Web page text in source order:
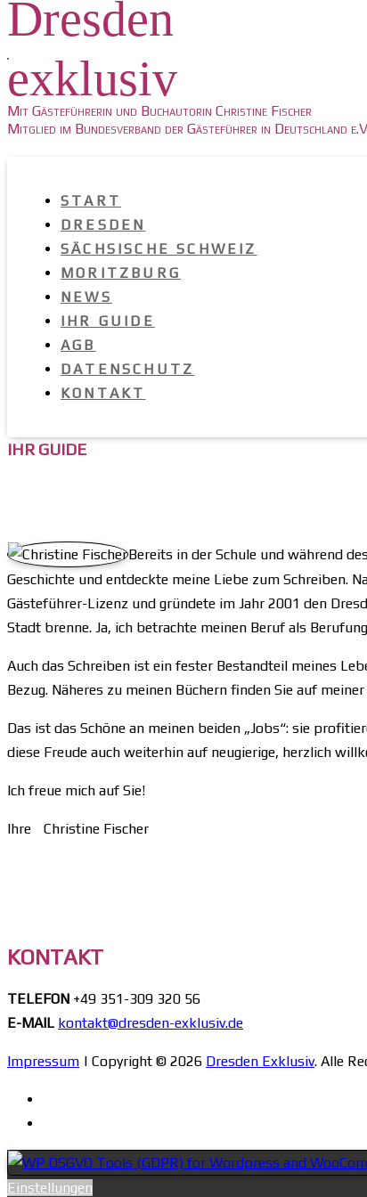
Dresden
exklusiv
Mit Gästeführerin und Buchautorin Christine Fischer
Mitglied im Bundesverband der Gästeführer in Deutschland
START
DRESDEN
SÄCHSISCHE SCHWEIZ
MORITZBURG
NEWS
IHR GUIDE
AGB
DATENSCHUTZ
KONTAKT
IHR GUIDE
Bereits in der Schule und während
Geschichte und entdeckte meine Liebe zum Schreiben.
Gästeführer-Lizenz und gründete im Jahr 2001 den
Stadt brenne. Ja, ich betrachte meinen Beruf als
Auch das Schreiben ist ein fester Bestandteil meines
Bezug. Näheres zu meinen Büchern finden Sie auf
Das ist das Schöne an meinen beiden „Jobs“: sie
diese Freude auch weiterhin auf neugierige, herzlich
Ich freue mich auf Sie!
Ihre Christine Fischer
KONTAKT
TELEFON +49 351-309 320 56
E-MAIL kontakt@dresden-exklusiv.de
Impressum | Copyright © 2026 Dresden Exklusiv. Alle
Scroll
Up
Einstellungen